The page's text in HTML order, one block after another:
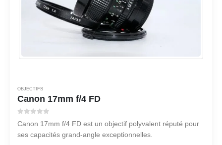
OBJECTIFS
Canon 17mm f/4 FD
Canon 17mm f/4 FD est un objectif polyvalent réputé pour
ses capacités grand-angle exceptionnelles.